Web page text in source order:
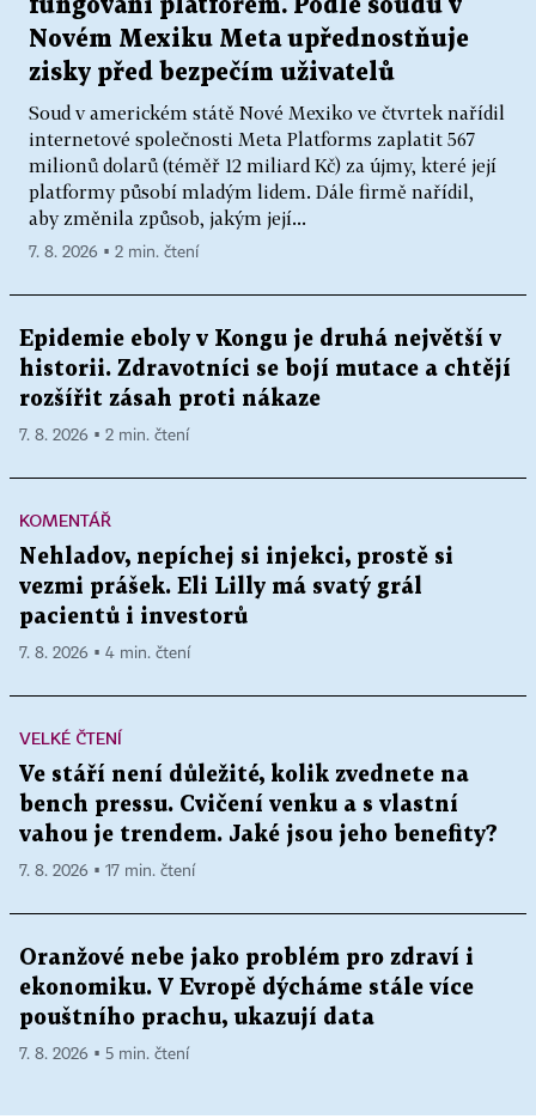
fungování platforem. Podle soudu v
Novém Mexiku Meta upřednostňuje
zisky před bezpečím uživatelů
Soud v americkém státě Nové Mexiko ve čtvrtek nařídil
internetové společnosti Meta Platforms zaplatit 567
milionů dolarů (téměř 12 miliard Kč) za újmy, které její
platformy působí mladým lidem. Dále firmě nařídil,
aby změnila způsob, jakým její...
7. 8. 2026 ▪ 2 min. čtení
Epidemie eboly v Kongu je druhá největší v
historii. Zdravotníci se bojí mutace a chtějí
rozšířit zásah proti nákaze
7. 8. 2026 ▪ 2 min. čtení
KOMENTÁŘ
Nehladov, nepíchej si injekci, prostě si
vezmi prášek. Eli Lilly má svatý grál
pacientů i investorů
7. 8. 2026 ▪ 4 min. čtení
VELKÉ ČTENÍ
Ve stáří není důležité, kolik zvednete na
bench pressu. Cvičení venku a s vlastní
vahou je trendem. Jaké jsou jeho benefity?
7. 8. 2026 ▪ 17 min. čtení
Oranžové nebe jako problém pro zdraví i
ekonomiku. V Evropě dýcháme stále více
pouštního prachu, ukazují data
7. 8. 2026 ▪ 5 min. čtení